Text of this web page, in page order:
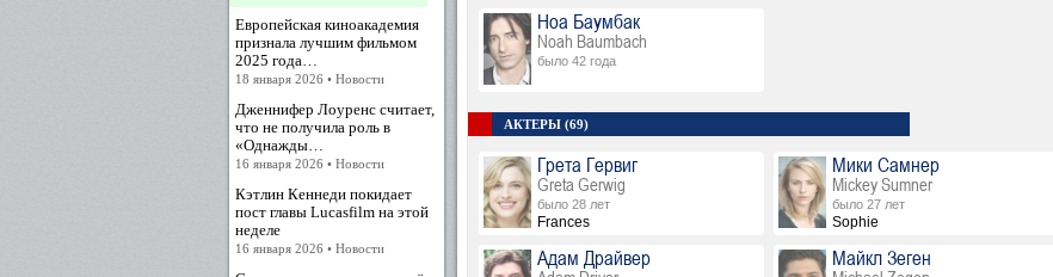
Европейская киноакадемия
признала лучшим фильмом
2025 года…
18 января 2026 • Новости
Дженнифер Лоуренс считает,
что не получила роль в
«Однажды…
16 января 2026 • Новости
Кэтлин Кеннеди покидает
пост главы Lucasfilm на этой
неделе
16 января 2026 • Новости
Ноа Баумбак
Noah Baumbach
было 42 года
АКТЕРЫ (69)
Грета Гервиг
Greta Gerwig
было 28 лет
Frances
Мики Самнер
Mickey Sumner
было 27 лет
Sophie
Адам Драйвер Майкл Зеген